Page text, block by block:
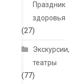
Праздник
здоровья
(27)
Экскурсии,
театры
(77)